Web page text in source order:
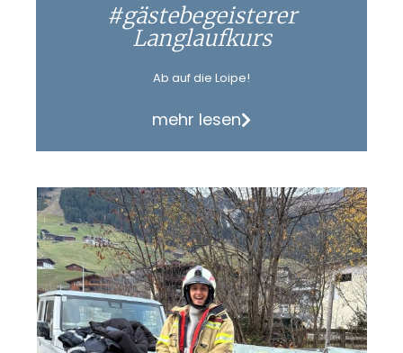
#gästebegeisterer
Langlaufkurs
Ab auf die Loipe!
mehr lesen